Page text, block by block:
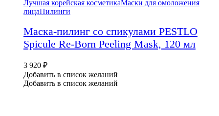
Лучшая корейская косметикаМаски для омоложения
лицаПилинги
Маска-пилинг со спикулами PESTLO
Spicule Re-Born Peeling Mask, 120 мл
3 920 ₽
Добавить в список желаний
Добавить в список желаний